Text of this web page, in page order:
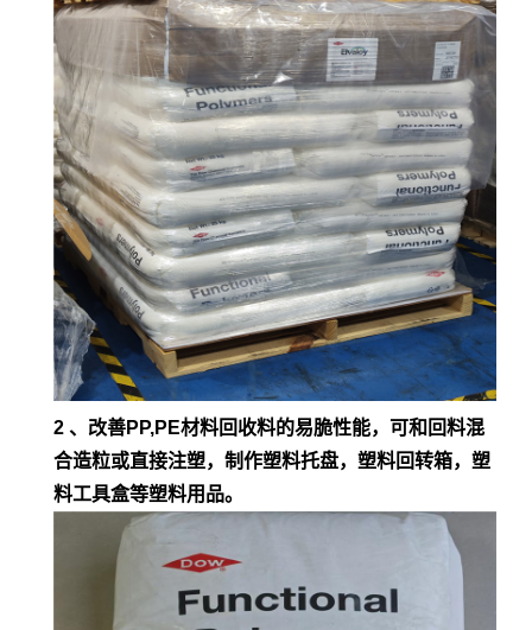
2 、改善PP,PE材料回收料的易脆性能，可和回料混
合造粒或直接注塑，制作塑料托盘，塑料回转箱，塑
料工具盒等塑料用品。